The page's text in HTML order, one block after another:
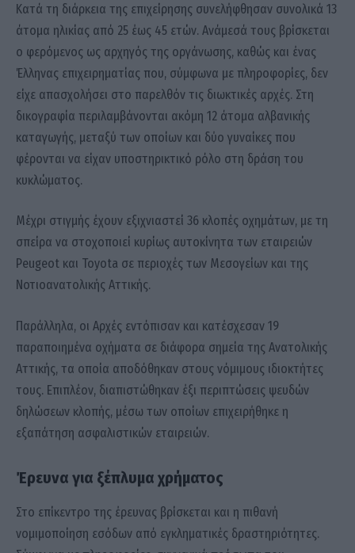
Κατά τη διάρκεια της επιχείρησης συνελήφθησαν συνολικά 13
άτομα ηλικίας από 25 έως 45 ετών. Ανάμεσά τους βρίσκεται
ο φερόμενος ως αρχηγός της οργάνωσης, καθώς και ένας
Έλληνας επιχειρηματίας που, σύμφωνα με πληροφορίες, δεν
είχε απασχολήσει στο παρελθόν τις διωκτικές αρχές. Στη
δικογραφία περιλαμβάνονται ακόμη 12 άτομα αλβανικής
καταγωγής, μεταξύ των οποίων και δύο γυναίκες που
φέρονται να είχαν υποστηρικτικό ρόλο στη δράση του
κυκλώματος.
Μέχρι στιγμής έχουν εξιχνιαστεί 36 κλοπές οχημάτων, με τη
σπείρα να στοχοποιεί κυρίως αυτοκίνητα των εταιρειών
Peugeot και Toyota σε περιοχές των Μεσογείων και της
Νοτιοανατολικής Αττικής.
Παράλληλα, οι Αρχές εντόπισαν και κατέσχεσαν 19
παραποιημένα οχήματα σε διάφορα σημεία της Ανατολικής
Αττικής, τα οποία αποδόθηκαν στους νόμιμους ιδιοκτήτες
τους. Επιπλέον, διαπιστώθηκαν έξι περιπτώσεις ψευδών
δηλώσεων κλοπής, μέσω των οποίων επιχειρήθηκε η
εξαπάτηση ασφαλιστικών εταιρειών.
Έρευνα για ξέπλυμα χρήματος
Στο επίκεντρο της έρευνας βρίσκεται και η πιθανή
νομιμοποίηση εσόδων από εγκληματικές δραστηριότητες.